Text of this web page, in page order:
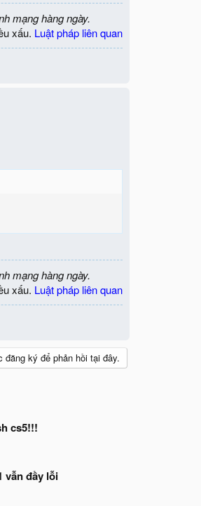
mạng hàng ngày.
xấu. Luật pháp liên quan
mạng hàng ngày.
xấu. Luật pháp liên quan
đăng ký để phản hồi tại đây.
cs5!!!
vẫn đầy lỗi